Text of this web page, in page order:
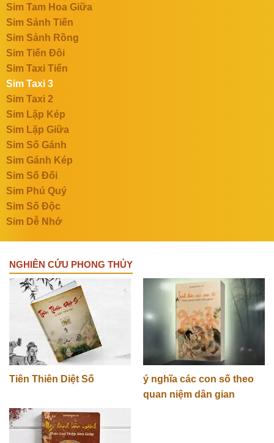
Sim Tam Hoa Giữa
Sim Sảnh Tiến
Sim Sảnh Rồng
Sim Tiến Đôi
Sim Taxi Tiến
Sim Taxi 3
Sim Taxi 2
Sim Lặp Kép
Sim Lặp Giữa
Sim Số Gánh
Sim Gánh Kép
Sim Số Đối
Sim Phú Quý
Sim Số Độc
Sim Dễ Nhớ
NGHIÊN CỨU PHONG THỦY
Tiên Thiên Diệt Số
ý nghĩa các con số theo
quan niệm dân gian